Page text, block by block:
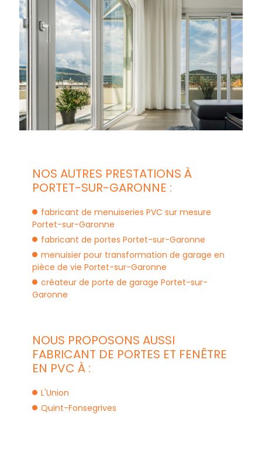
NOS AUTRES PRESTATIONS À
PORTET-SUR-GARONNE :
fabricant de menuiseries PVC sur mesure
Portet-sur-Garonne
fabricant de portes Portet-sur-Garonne
menuisier pour transformation de garage en
pièce de vie Portet-sur-Garonne
créateur de porte de garage Portet-sur-
Garonne
NOUS PROPOSONS AUSSI
FABRICANT DE PORTES ET FENÊTRE
EN PVC À :
L'Union
Quint-Fonsegrives